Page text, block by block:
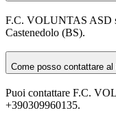
F.C. VOLUNTAS ASD
Castenedolo (BS).
Come posso contattare
Puoi contattare F.C.
+390309960135.